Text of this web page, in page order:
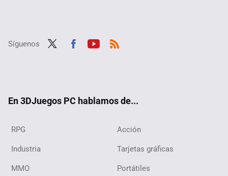
Síguenos
En 3DJuegos PC hablamos de...
RPG Acción
Industria Tarjetas gráficas
MMO Portátiles